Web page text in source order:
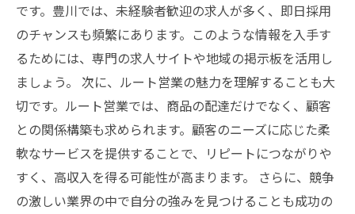
です。豊川では、未経験者歓迎の求人が多く、即日採用
のチャンスも頻繁にあります。このような情報を入手す
るためには、専門の求人サイトや地域の掲示板を活用し
ましょう。 次に、ルート営業の魅力を理解することも大
切です。ルート営業では、商品の配達だけでなく、顧客
との関係構築も求められます。顧客のニーズに応じた柔
軟なサービスを提供することで、リピートにつながりや
すく、高収入を得る可能性が高まります。 さらに、競争
の激しい業界の中で自分の強みを見つけることも成功の